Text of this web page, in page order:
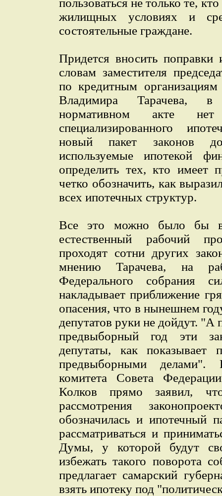
пользоваться не только те,
жилищных условиях и
состоятельные граждане.
Придется вносить
словам заместителя
по кредитным
Владимира Тарачева,
нормативном акте
специализированного
новый пакет законов
используемые ипотекой
определить тех, кто имеет
четко обозначить, как
всех ипотечных структур.
Все это можно было бы
естественный рабочий
проходят сотни других
мнению Тарачева, на
Федерального собрания
накладывает приближение
опасения, что в нынешнем
депутатов руки не дойдут. "А
предвыборный год эти
депутаты, как показывает
предвыборными делами".
комитета Совета
Колков прямо заявил,
рассмотрения
обозначилась и ипотечный
рассматриваться и
Думы, у которой будут
избежать такого поворота
предлагает самарский
взять ипотеку под